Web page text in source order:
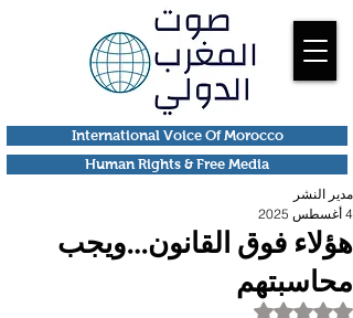
Human Rights & Free Media
International Voice Of Morocco
هؤلاء فوق القانون…ويجب
محاسبتهم
مدير النشر
4 أغسطس 2025
تم التقييم بـ ليس رقمًا من أصل 5 نجوم.